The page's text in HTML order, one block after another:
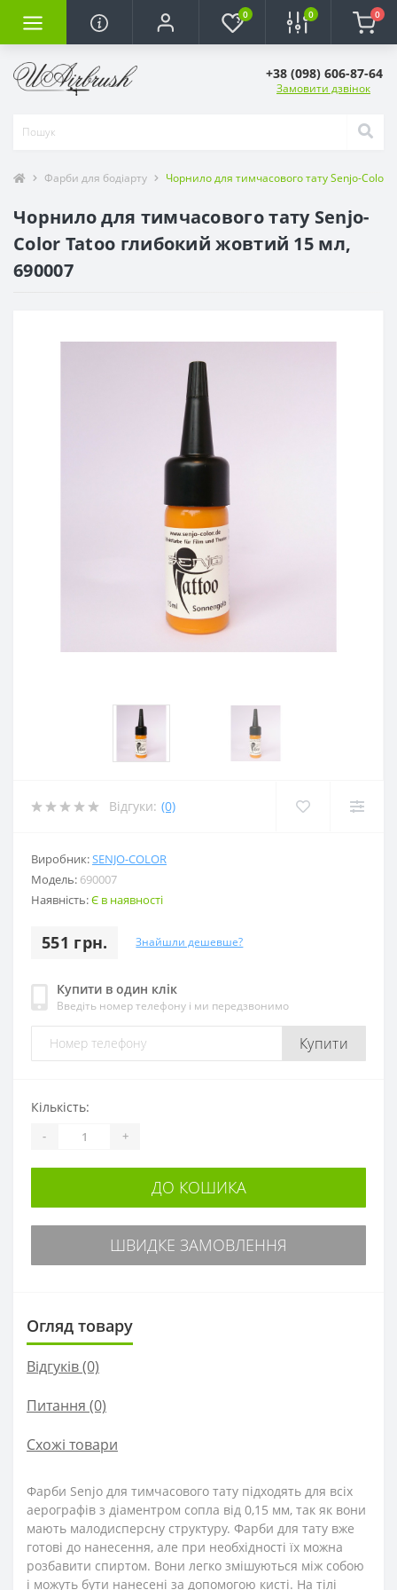
0 0 0
+38 (098) 606-87-64
Замовити дзвінок
Фарби для бодіарту Чорнило для тимчасового тату Senjo-
Чорнило для тимчасового тату Senjo-
Color Tatoo глибокий жовтий 15 мл,
690007
Відгуки: (0)
Виробник:SENJO-COLOR
Модель: 690007
Наявність:Є в наявності
551 грн. Знайшли дешевше?
Купити в один клік
Введіть номер телефону і ми передзвонимо
Купити
Кількість:
- +
ДО КОШИКА
ШВИДКЕ ЗАМОВЛЕННЯ
Огляд товару
Відгуків (0)
Питання (0)
Схожі товари
Фарби Senjo для тимчасового тату підходять для всіх
аерографів з діаментром сопла від 0,15 мм, так як вони
мають малодисперсну структуру. Фарби для тату вже
готові до нанесення, але при необхідності їх можна
розбавити спиртом. Вони легко змішуються між собою
і можуть бути нанесені за допомогою кисті. На тілі